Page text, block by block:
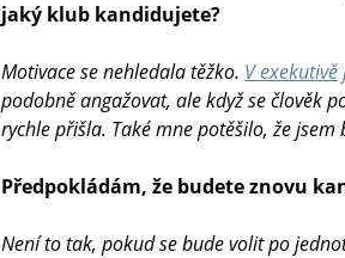
jaký klub kandidujete?
Motivace se nehledala těžko. V
podobně angažovat, ale když se člověk
rychle přišla. Také mne potěšilo, že jsem
Předpokládám, že budete znovu
Není to tak, pokud se bude volit po